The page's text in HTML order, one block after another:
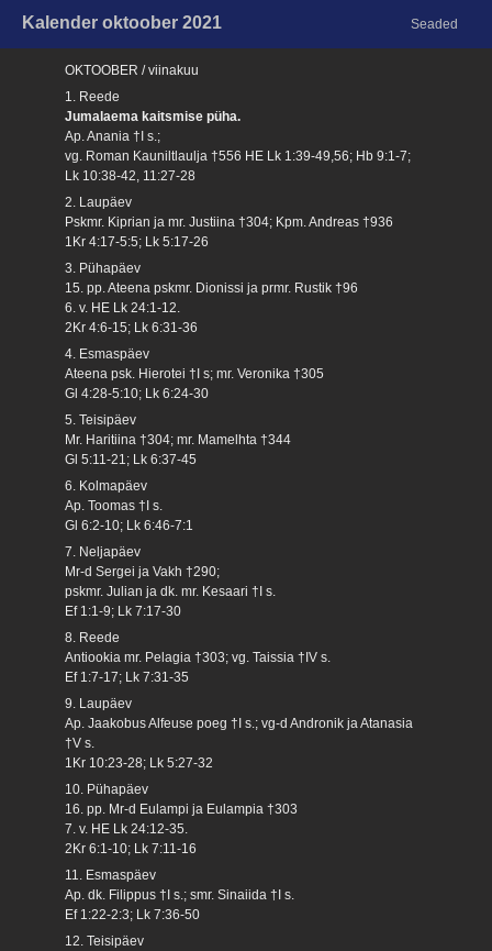
Kalender oktoober 2021 Seaded
OKTOOBER / viinakuu
1. Reede
Jumalaema kaitsmise püha.
Ap. Anania †I s.;
vg. Roman Kauniltlaulja †556 HE Lk 1:39-49,56; Hb 9:1-7;
Lk 10:38-42, 11:27-28
2. Laupäev
Pskmr. Kiprian ja mr. Justiina †304; Kpm. Andreas †936
1Kr 4:17-5:5; Lk 5:17-26
3. Pühapäev
15. pp. Ateena pskmr. Dionissi ja prmr. Rustik †96
6. v. HE Lk 24:1-12.
2Kr 4:6-15; Lk 6:31-36
4. Esmaspäev
Ateena psk. Hierotei †I s; mr. Veronika †305
Gl 4:28-5:10; Lk 6:24-30
5. Teisipäev
Mr. Haritiina †304; mr. Mamelhta †344
Gl 5:11-21; Lk 6:37-45
6. Kolmapäev
Ap. Toomas †I s.
Gl 6:2-10; Lk 6:46-7:1
7. Neljapäev
Mr-d Sergei ja Vakh †290;
pskmr. Julian ja dk. mr. Kesaari †I s.
Ef 1:1-9; Lk 7:17-30
8. Reede
Antiookia mr. Pelagia †303; vg. Taissia †IV s.
Ef 1:7-17; Lk 7:31-35
9. Laupäev
Ap. Jaakobus Alfeuse poeg †I s.; vg-d Andronik ja Atanasia
†V s.
1Kr 10:23-28; Lk 5:27-32
10. Pühapäev
16. pp. Mr-d Eulampi ja Eulampia †303
7. v. HE Lk 24:12-35.
2Kr 6:1-10; Lk 7:11-16
11. Esmaspäev
Ap. dk. Filippus †I s.; smr. Sinaiida †I s.
Ef 1:22-2:3; Lk 7:36-50
12. Teisipäev